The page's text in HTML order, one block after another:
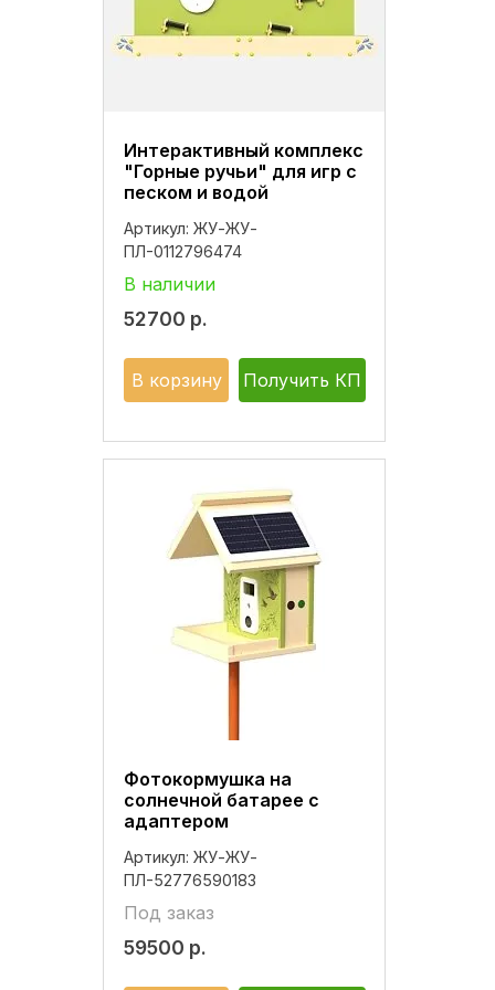
Интерактивный комплекс
"Горные ручьи" для игр с
песком и водой
Артикул: ЖУ-ЖУ-
ПЛ-0112796474
В наличии
52700 р.
В корзину Получить КП
Фотокормушка на
солнечной батарее с
адаптером
Артикул: ЖУ-ЖУ-
ПЛ-52776590183
Под заказ
59500 р.